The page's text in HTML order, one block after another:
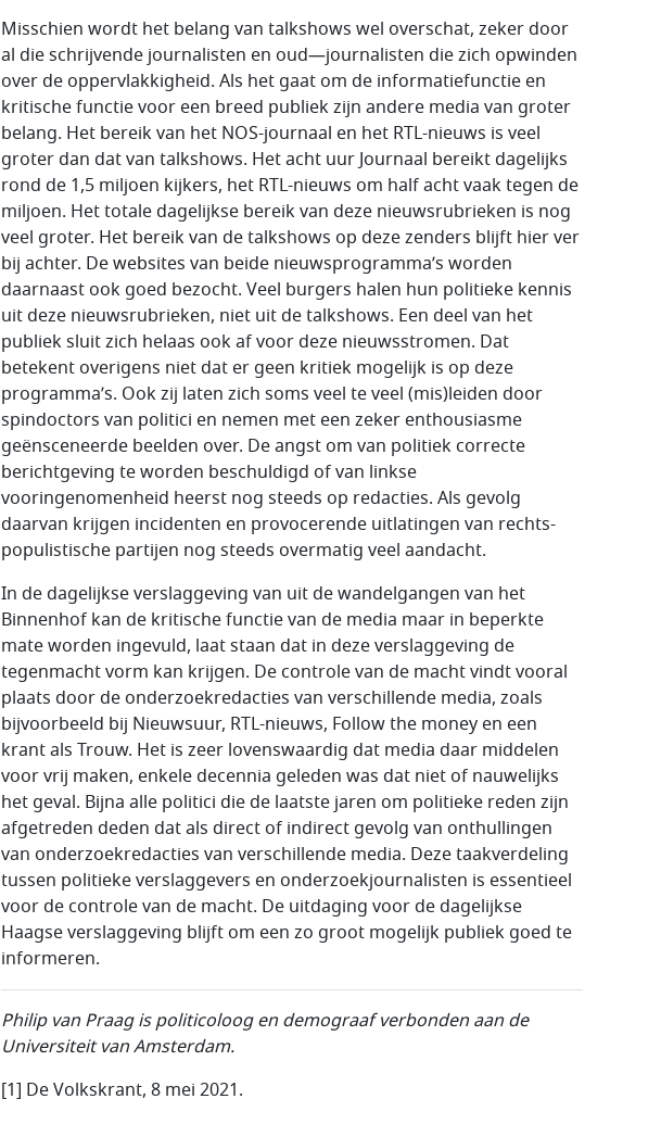
Misschien wordt het belang van talkshows wel overschat, zeker door
al die schrijvende journalisten en oud—journalisten die zich opwinden
over de oppervlakkigheid. Als het gaat om de informatiefunctie en
kritische functie voor een breed publiek zijn andere media van groter
belang. Het bereik van het NOS-journaal en het RTL-nieuws is veel
groter dan dat van talkshows. Het acht uur Journaal bereikt dagelijks
rond de 1,5 miljoen kijkers, het RTL-nieuws om half acht vaak tegen de
miljoen. Het totale dagelijkse bereik van deze nieuwsrubrieken is nog
veel groter. Het bereik van de talkshows op deze zenders blijft hier ver
bij achter. De websites van beide nieuwsprogramma’s worden
daarnaast ook goed bezocht. Veel burgers halen hun politieke kennis
uit deze nieuwsrubrieken, niet uit de talkshows. Een deel van het
publiek sluit zich helaas ook af voor deze nieuwsstromen. Dat
betekent overigens niet dat er geen kritiek mogelijk is op deze
programma’s. Ook zij laten zich soms veel te veel (mis)leiden door
spindoctors van politici en nemen met een zeker enthousiasme
geënsceneerde beelden over. De angst om van politiek correcte
berichtgeving te worden beschuldigd of van linkse
vooringenomenheid heerst nog steeds op redacties. Als gevolg
daarvan krijgen incidenten en provocerende uitlatingen van rechts-
populistische partijen nog steeds overmatig veel aandacht.
In de dagelijkse verslaggeving van uit de wandelgangen van het
Binnenhof kan de kritische functie van de media maar in beperkte
mate worden ingevuld, laat staan dat in deze verslaggeving de
tegenmacht vorm kan krijgen. De controle van de macht vindt vooral
plaats door de onderzoekredacties van verschillende media, zoals
bijvoorbeeld bij Nieuwsuur, RTL-nieuws, Follow the money en een
krant als Trouw. Het is zeer lovenswaardig dat media daar middelen
voor vrij maken, enkele decennia geleden was dat niet of nauwelijks
het geval. Bijna alle politici die de laatste jaren om politieke reden zijn
afgetreden deden dat als direct of indirect gevolg van onthullingen
van onderzoekredacties van verschillende media. Deze taakverdeling
tussen politieke verslaggevers en onderzoekjournalisten is essentieel
voor de controle van de macht. De uitdaging voor de dagelijkse
Haagse verslaggeving blijft om een zo groot mogelijk publiek goed te
informeren.
Philip van Praag is politicoloog en demograaf verbonden aan de
Universiteit van Amsterdam.
[1] De Volkskrant, 8 mei 2021.